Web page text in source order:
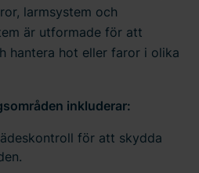
larmsystem och
är utformade för att
hantera hot eller faror i olika
inkluderar:
för att skydda